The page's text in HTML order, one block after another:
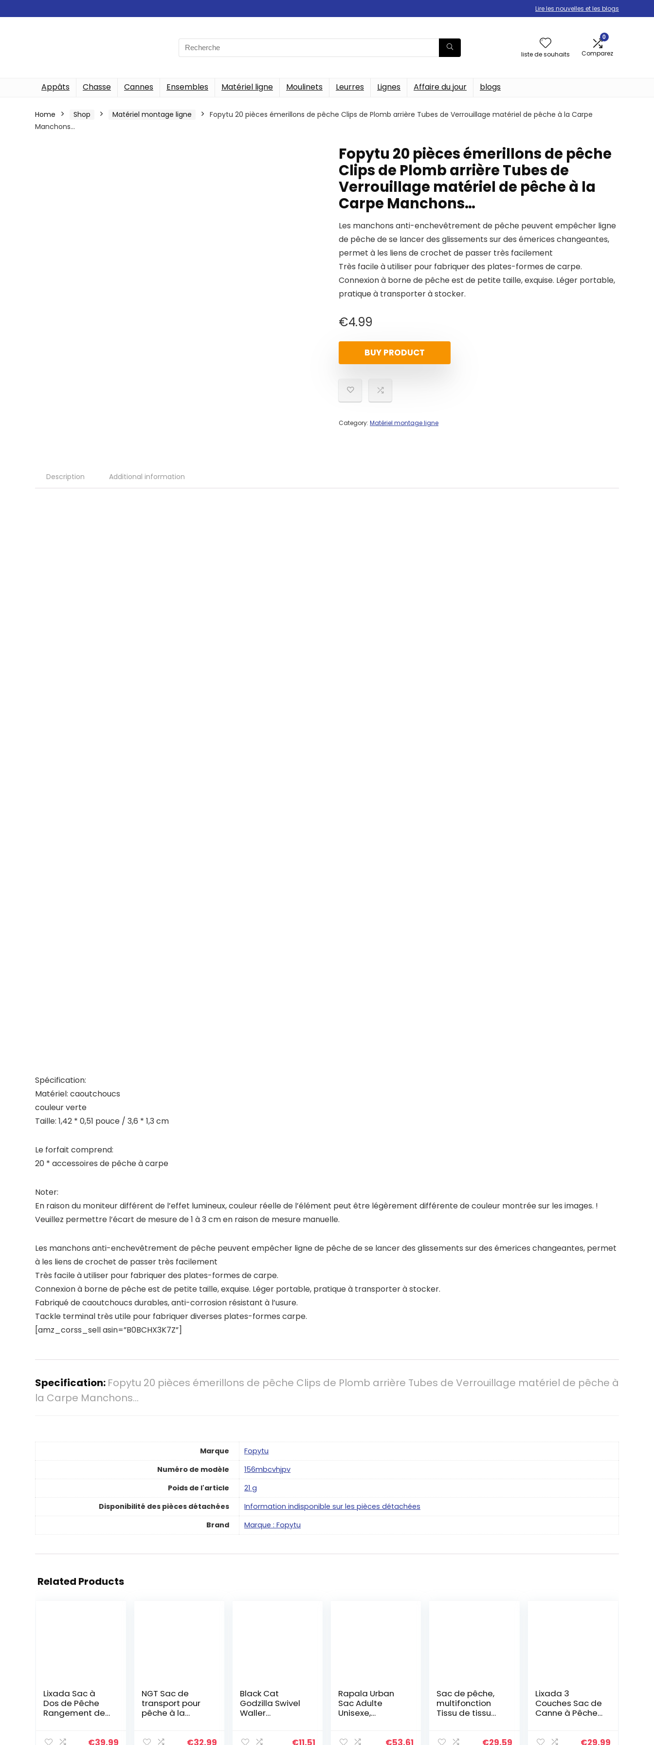
Lire les nouvelles et les blogs
Search
for:
liste de souhaits
0
Comparez
Appâts Chasse Cannes Ensembles Matériel ligne Moulinets Leurres Lignes Affaire du jour blogs
Home Shop Matériel montage ligne
Fopytu 20 pièces émerillons de pêche Clips de Plomb arrière Tubes de Verrouillage matériel de pêche à la Carpe
Manchons…
Fopytu 20 pièces émerillons de pêche
Clips de Plomb arrière Tubes de
Verrouillage matériel de pêche à la
Carpe Manchons…
Les manchons anti-enchevêtrement de pêche peuvent empêcher ligne
de pêche de se lancer des glissements sur des émerices changeantes,
permet à les liens de crochet de passer très facilement
Très facile à utiliser pour fabriquer des plates-formes de carpe.
Connexion à borne de pêche est de petite taille, exquise. Léger portable,
pratique à transporter à stocker.
€4.99
BUY PRODUCT
Category: Matériel montage ligne
Description Additional information
Spécification:
Matériel: caoutchoucs
couleur verte
Taille: 1,42 * 0,51 pouce / 3,6 * 1,3 cm
Le forfait comprend:
20 * accessoires de pêche à carpe
Noter:
En raison du moniteur différent de l’effet lumineux, couleur réelle de l’élément peut être légèrement différente de couleur montrée sur les images. !
Veuillez permettre l’écart de mesure de 1 à 3 cm en raison de mesure manuelle.
Les manchons anti-enchevêtrement de pêche peuvent empêcher ligne de pêche de se lancer des glissements sur des émerices changeantes, permet
à les liens de crochet de passer très facilement
Très facile à utiliser pour fabriquer des plates-formes de carpe.
Connexion à borne de pêche est de petite taille, exquise. Léger portable, pratique à transporter à stocker.
Fabriqué de caoutchoucs durables, anti-corrosion résistant à l’usure.
Tackle terminal très utile pour fabriquer diverses plates-formes carpe.
[amz_corss_sell asin=”B0BCHX3K7Z”]
Specification: Fopytu 20 pièces émerillons de pêche Clips de Plomb arrière Tubes de Verrouillage matériel de pêche à
la Carpe Manchons…
Marque
‎Fopytu
Numéro de modèle
‎156mbcvhjpv
Poids de l'article
‎21 g
Disponibilité des pièces détachées
‎Information indisponible sur les pièces détachées
Brand
Marque : Fopytu
Related Products
Lixada Sac à
Dos de Pêche
Rangement de
Étanche Sac De
€39.99
NGT Sac de
transport pour
pêche à la
€32.99
Black Cat
Godzilla Swivel
Waller
€11.51
Rapala Urban
Sac Adulte
Unisexe,
€53.61
Sac de pêche,
multifonction
Tissu de tissu
rangement de
€29.59
Lixada 3
Couches Sac de
Canne à Pêche
Pliante Portable
€29.99